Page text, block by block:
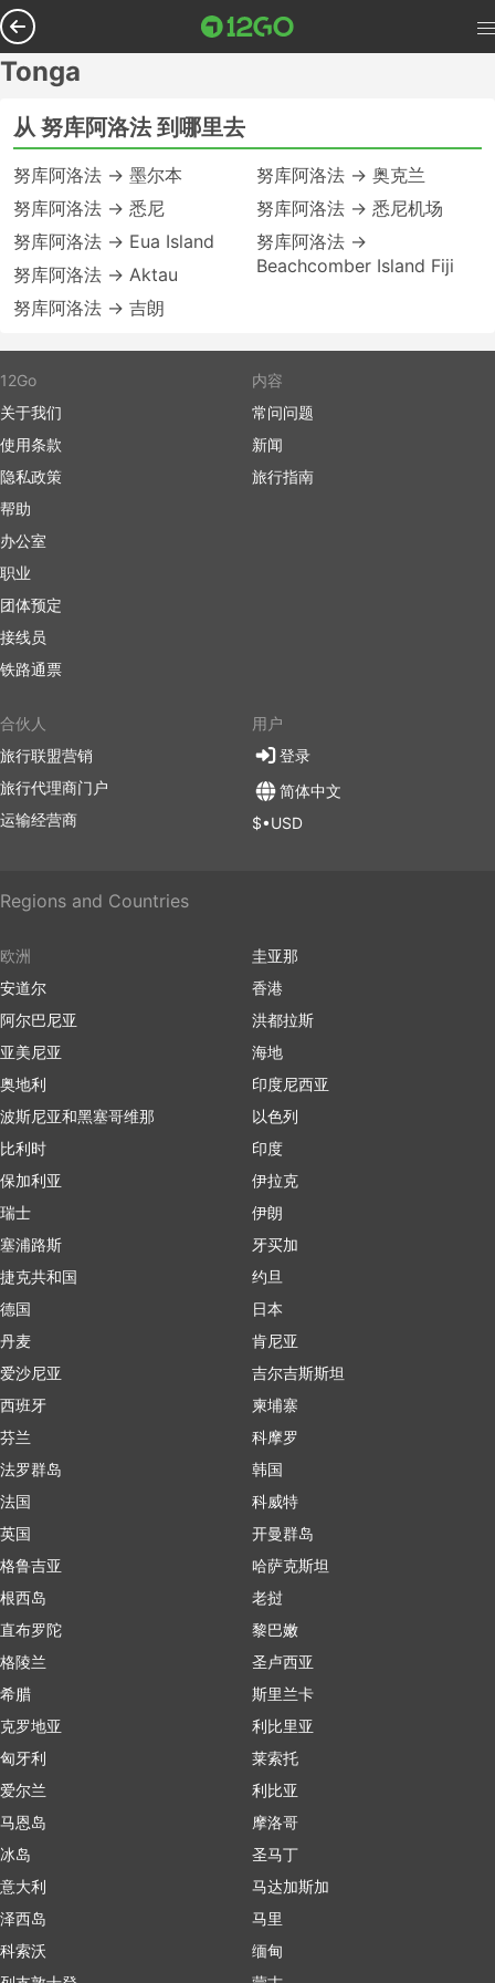
Tonga
从 努库阿洛法 到哪里去
努库阿洛法 → 墨尔本
努库阿洛法 → 悉尼
努库阿洛法 → Eua Island
努库阿洛法 → Aktau
努库阿洛法 → 吉朗
努库阿洛法 → 奥克兰
努库阿洛法 → 悉尼机场
努库阿洛法 →
Beachcomber Island Fiji
12Go
关于我们
使用条款
隐私政策
帮助
办公室
职业
团体预定
接线员
铁路通票
内容
常问问题
新闻
旅行指南
合伙人
旅行联盟营销
旅行代理商门户
运输经营商
用户
登录
简体中文
$•USD
Regions and Countries
欧洲
安道尔
阿尔巴尼亚
亚美尼亚
奥地利
波斯尼亚和黑塞哥维那
比利时
保加利亚
瑞士
塞浦路斯
捷克共和国
德国
丹麦
爱沙尼亚
西班牙
芬兰
法罗群岛
法国
英国
格鲁吉亚
根西岛
直布罗陀
格陵兰
希腊
克罗地亚
匈牙利
爱尔兰
马恩岛
冰岛
意大利
泽西岛
科索沃
圭亚那
香港
洪都拉斯
海地
印度尼西亚
以色列
印度
伊拉克
伊朗
牙买加
约旦
日本
肯尼亚
吉尔吉斯斯坦
柬埔寨
科摩罗
韩国
科威特
开曼群岛
哈萨克斯坦
老挝
黎巴嫩
圣卢西亚
斯里兰卡
利比里亚
莱索托
利比亚
摩洛哥
圣马丁
马达加斯加
马里
缅甸